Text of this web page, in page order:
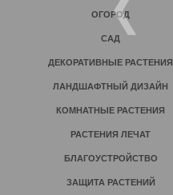
ОГОРОД
САД
ДЕКОРАТИВНЫЕ РАСТЕНИЯ
ЛАНДШАФТНЫЙ ДИЗАЙН
КОМНАТНЫЕ РАСТЕНИЯ
РАСТЕНИЯ ЛЕЧАТ
БЛАГОУСТРОЙСТВО
ЗАЩИТА РАСТЕНИЙ